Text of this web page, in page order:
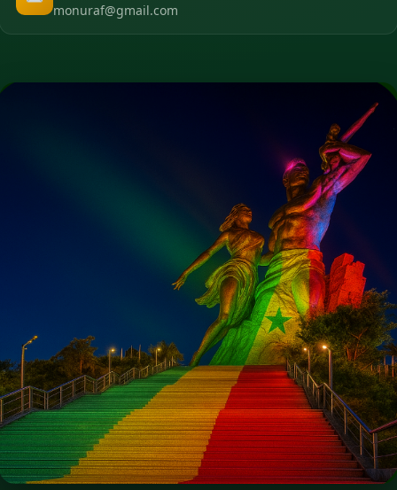
monuraf@gmail.com